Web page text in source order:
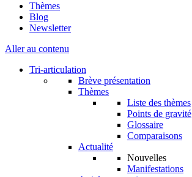
Thèmes
Blog
Newsletter
Aller au contenu
Tri-articulation
Brève présentation
Thèmes
Liste des thèmes
Points de gravité
Glossaire
Comparaisons
Actualité
Nouvelles
Manifestations